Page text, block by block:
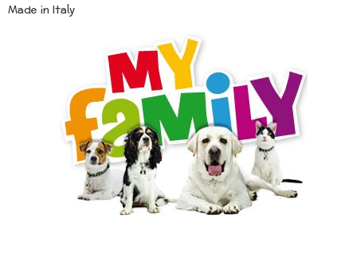
Made in Italy